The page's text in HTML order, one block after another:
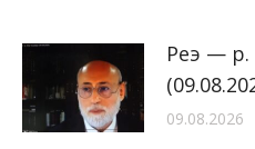
Реэ — р.
09.08.2026